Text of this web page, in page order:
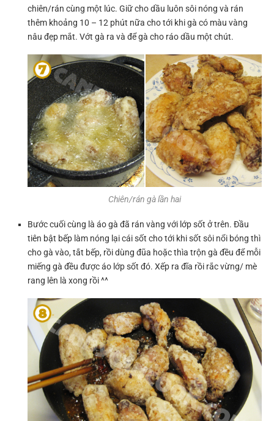
chiên/rán cùng một lúc. Giữ cho dầu luôn sôi nóng và rán
thêm khoảng 10 – 12 phút nữa cho tới khi gà có màu vàng
nâu đẹp mắt. Vớt gà ra và để gà cho ráo dầu một chút.
Chiên/rán gà lần hai
Bước cuối cùng là áo gà đã rán vàng với lớp sốt ở trên. Đầu
tiên bật bếp làm nóng lại cái sốt cho tới khi sốt sôi nổi bóng thì
cho gà vào, tắt bếp, rồi dùng đũa hoặc thìa trộn gà đều để mỗi
miếng gà đều được áo lớp sốt đó. Xếp ra đĩa rồi rắc vừng/ mè
rang lên là xong rồi ^^